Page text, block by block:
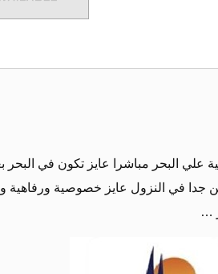
البحر مباشرا عايز تكون في البحر
في النزول عايز خصوصية ورفاهية
…